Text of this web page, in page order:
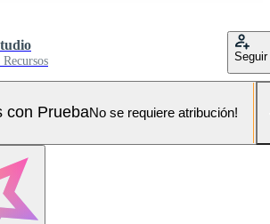
Seguir
con PruebaNo se requiere atribución!